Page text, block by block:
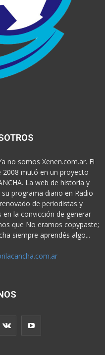
no somos Xenen.com.ar. El
mutó en un proyecto
La web de historia y
programa diario en Radio
de periodistas y
la convicción de generar
que No eramos copypaste;
siempre aprendés algo...